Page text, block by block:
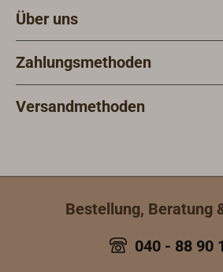
Über uns
Zahlungsmethoden
Versandmethoden
Bestellung, Beratung
040 - 88 90